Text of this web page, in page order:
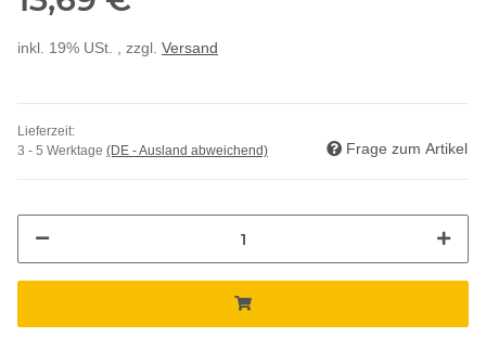
inkl. 19% USt. , zzgl. Versand
Lieferzeit:
3 - 5 Werktage (DE - Ausland abweichend) Frage zum Artikel